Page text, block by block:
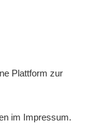
Plattform zur
im Impressum.